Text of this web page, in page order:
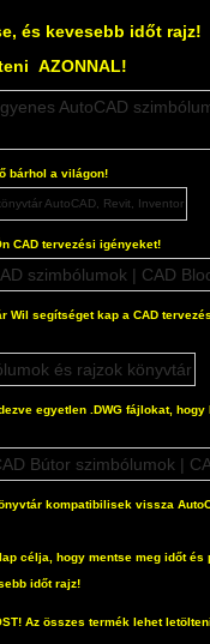
és kevesebb időt rajz!
AZONNAL!
bárhol a világon!
CAD tervezési igényeket!
Wil segítséget kap a CAD
egyetlen .DWG fájlokat,
kompatibilisek vissza
célja, hogy mentse meg időt és
időt rajz!
Az összes termék lehet